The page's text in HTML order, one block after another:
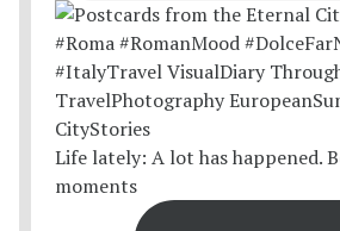
Life lately: A lot has happened.
moments